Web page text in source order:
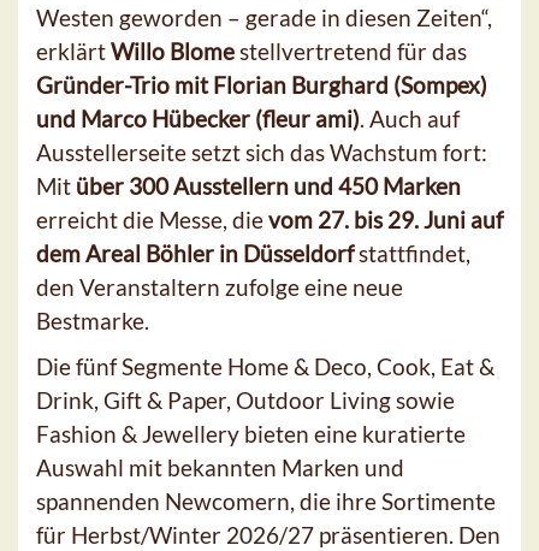
Westen geworden – gerade in diesen Zeiten“,
erklärtWillo Blomestellvertretend für das
Gründer-Trio mit Florian Burghard (Sompex)
und Marco Hübecker (fleur ami). Auch auf
Ausstellerseite setzt sich das Wachstum fort:
Mit über 300 Ausstellern und 450 Marken
erreicht die Messe, dievom 27. bis 29. Juni auf
dem Areal Böhler in Düsseldorfstattfindet,
den Veranstaltern zufolge eine neue
Bestmarke.
Die fünf Segmente Home & Deco, Cook, Eat &
Drink, Gift & Paper, Outdoor Living sowie
Fashion & Jewellery bieten eine kuratierte
Auswahl mit bekannten Marken und
spannenden Newcomern, die ihre Sortimente
für Herbst/Winter 2026/27 präsentieren. Den